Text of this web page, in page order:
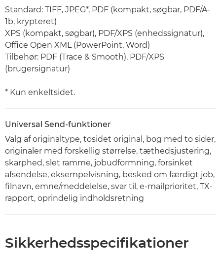
Standard: TIFF, JPEG*, PDF (kompakt, søgbar, PDF/A-
1b, krypteret)
XPS (kompakt, søgbar), PDF/XPS (enhedssignatur),
Office Open XML (PowerPoint, Word)
Tilbehør: PDF (Trace & Smooth), PDF/XPS
(brugersignatur)
* Kun enkeltsidet.
Universal Send-funktioner
Valg af originaltype, tosidet original, bog med to sider,
originaler med forskellig størrelse, tæthedsjustering,
skarphed, slet ramme, jobudformning, forsinket
afsendelse, eksempelvisning, besked om færdigt job,
filnavn, emne/meddelelse, svar til, e-mailprioritet, TX-
rapport, oprindelig indholdsretning
Sikkerhedsspecifikationer